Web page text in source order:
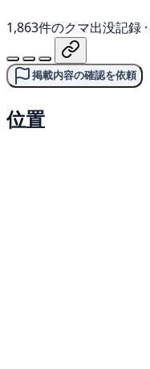
1,863件のクマ出没記録 ·
掲載内容の確認を依頼
位置